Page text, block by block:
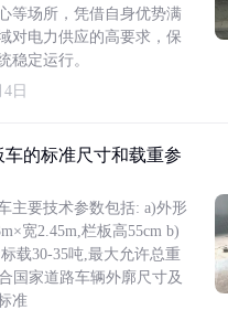
等场所，凭借自身优势满
对电力供应的高要求，保
稳定运行。
日
车的标准尺寸和载重参
主要技术参数包括: a)外形
宽2.45m,栏板高55cm b)
载30-35吨,最大允许总重
国家道路车辆外廓尺寸及
准